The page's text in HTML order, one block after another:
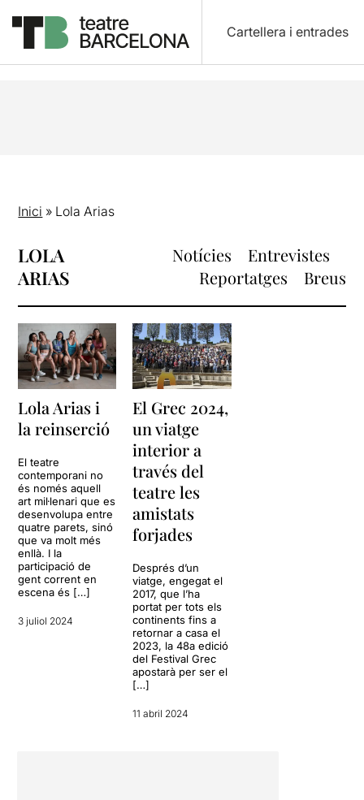
Cartellera i entrades
Inici » Lola Arias
LOLA
ARIAS
Notícies
Entrevistes
Reportatges
Breus
Lola Arias i
la reinserció
El teatre
contemporani no
és només aquell
art mil·lenari que es
desenvolupa entre
quatre parets, sinó
que va molt més
enllà. I la
participació de
gent corrent en
escena és […]
3 juliol 2024
El Grec 2024,
un viatge
interior a
través del
teatre les
amistats
forjades
Després d’un
viatge, engegat el
2017, que l’ha
portat per tots els
continents fins a
retornar a casa el
2023, la 48a edició
del Festival Grec
apostarà per ser el
[…]
11 abril 2024